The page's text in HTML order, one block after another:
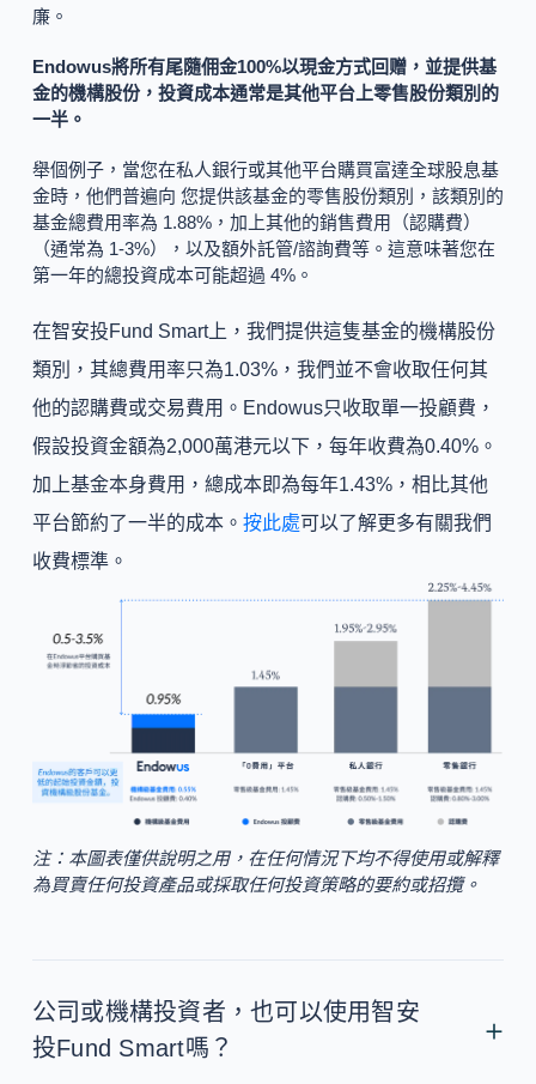
廉。
Endowus將所有尾隨佣金100%以現金方式回赠，並提供基
金的機構股份，投資成本通常是其他平台上零售股份類別的
一半。
舉個例子，當您在私人銀行或其他平台購買富達全球股息基
金時，他們普遍向 您提供該基金的零售股份類別，該類別的
基金總費用率為 1.88%，加上其他的銷售費用（認購費）
（通常為 1-3%），以及額外託管/諮詢費等。這意味著您在
第一年的總投資成本可能超過 4%。
在智安投Fund Smart上，我們提供這隻基金的機構股份
類別，其總費用率只為1.03%，我們並不會收取任何其
他的認購費或交易費用。Endowus只收取單一投顧費，
假設投資金額為2,000萬港元以下，每年收費為0.40%。
加上基金本身費用，總成本即為每年1.43%，相比其他
平台節約了一半的成本。 按此處可以了解更多有關我們
收費標準。
注：本圖表僅供說明之用，在任何情況下均不得使用或解釋
為買賣任何投資產品或採取任何投資策略的要約或招攬。
公司或機構投資者，也可以使用智安
投Fund Smart嗎？